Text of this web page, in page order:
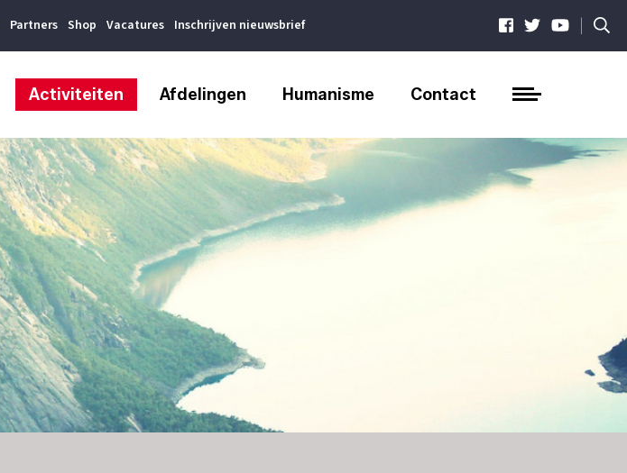
Partners Shop Vacatures Inschrijven nieuwsbrief |
Activiteiten Afdelingen Humanisme Contact